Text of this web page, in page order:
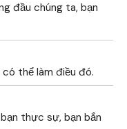
đầu chúng ta, bạn
thể làm điều đó.
thực sự, bạn bắn